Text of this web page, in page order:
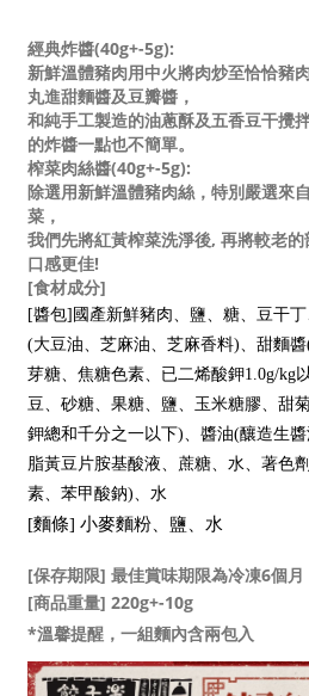
經典炸醬(40g+-5g):
新鮮溫體豬肉用中火將肉炒至恰恰豬
丸進甜麵醬及豆瓣醬，
和純手工製造的油蔥酥及五香豆干攪
的炸醬一點也不簡單。
榨菜肉絲醬(40g+-5g):
除選用新鮮溫體豬肉絲，特別嚴選來
菜，
我們先將紅黃榨菜洗淨後, 再將較老
口感更佳!
[食材成分]
[醬包]國產新鮮豬肉、鹽、糖、豆干
(大豆油、芝麻油、芝麻香料)、 甜麵
芽糖、焦糖色素、已二烯酸鉀1.0g/kg
豆、砂糖、果糖、鹽、玉米糖膠、甜
鉀總和千分之一以下)、醬油(釀造生
脂黃豆片胺基酸液、蔗糖、水、著色
素、 苯甲酸鈉)、水
[麵條] 小麥麵粉、鹽、水
[保存期限] 最佳賞味期限為冷凍6個月
[商品重量] 220g+-10g
*溫馨提醒，一組麵內含兩包入